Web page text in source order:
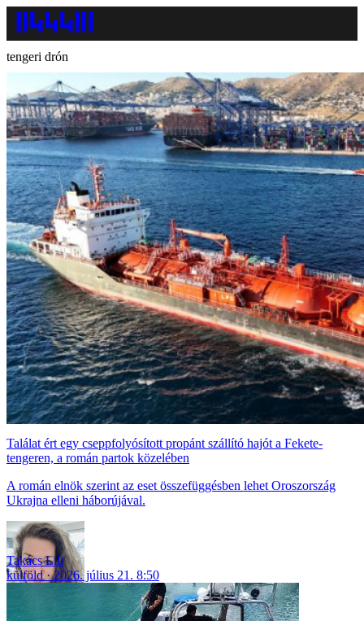
tengeri drón
Találat ért egy cseppfolyósított propánt szállító hajót a Fekete-
tengeren, a román partok közelében
A román elnök szerint az eset összefüggésben lehet Oroszország
Ukrajna elleni háborújával.
Takács Lili
külföld
2026. július 21. 8:50